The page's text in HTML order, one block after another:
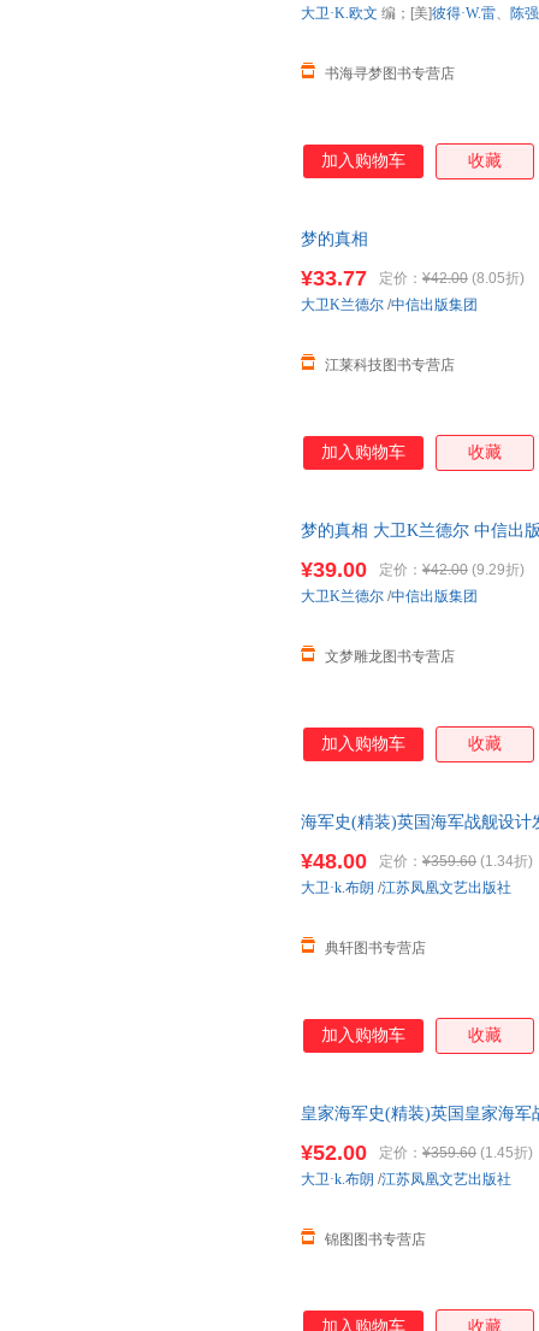
书海寻梦图书专营店
大卫·K.欧文 编；[美]彼得·W.雷、 陈强
加入购物车 收藏
梦的真相
¥33.77 定价： ¥42.00 (8.05折)
江莱科技图书专营店
大卫K兰德尔 /中信出版集团
加入购物车 收藏
梦的真相 大卫K兰德尔 中信出
¥39.00 定价： ¥42.00 (9.29折)
文梦雕龙图书专营店
大卫K兰德尔 /中信出版集团
加入购物车 收藏
海军史(精装)英国海军战舰设计
¥48.00 定价： ¥359.60 (1.34折)
典轩图书专营店
大卫·k.布朗 /江苏凤凰文艺出版社
加入购物车 收藏
皇家海军史(精装)英国皇家海
¥52.00 定价： ¥359.60 (1.45折)
锦图图书专营店
大卫·k.布朗 /江苏凤凰文艺出版社
加入购物车 收藏